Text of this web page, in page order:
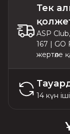
Тек
ASP
167 | GO
жертөле
14 күн